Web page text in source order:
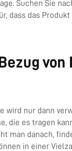
Suchen Sie
dass das
wird nur dann
die es tragen
man danach,
in einer